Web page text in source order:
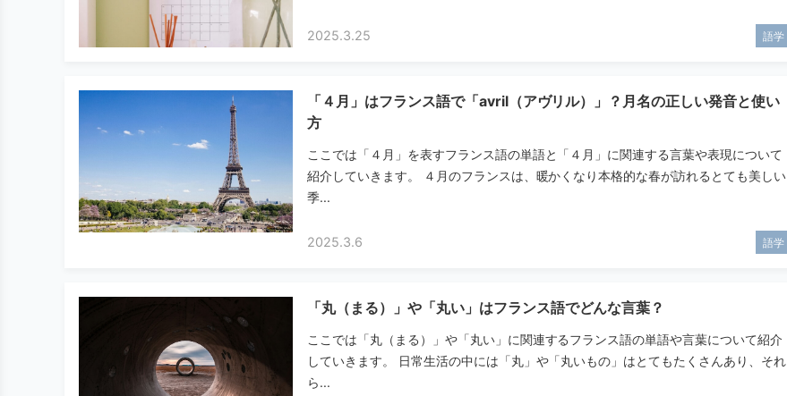
2025.3.25 語学
「４月」はフランス語で「avril（アヴリル）」？月名の正しい発音と使い
方
ここでは「４月」を表すフランス語の単語と「４月」に関連する言葉や表現について
紹介していきます。 ４月のフランスは、暖かくなり本格的な春が訪れるとても美しい
季...
2025.3.6 語学
「丸（まる）」や「丸い」はフランス語でどんな言葉？
ここでは「丸（まる）」や「丸い」に関連するフランス語の単語や言葉について紹介
していきます。 日常生活の中には「丸」や「丸いもの」はとてもたくさんあり、それ
ら...